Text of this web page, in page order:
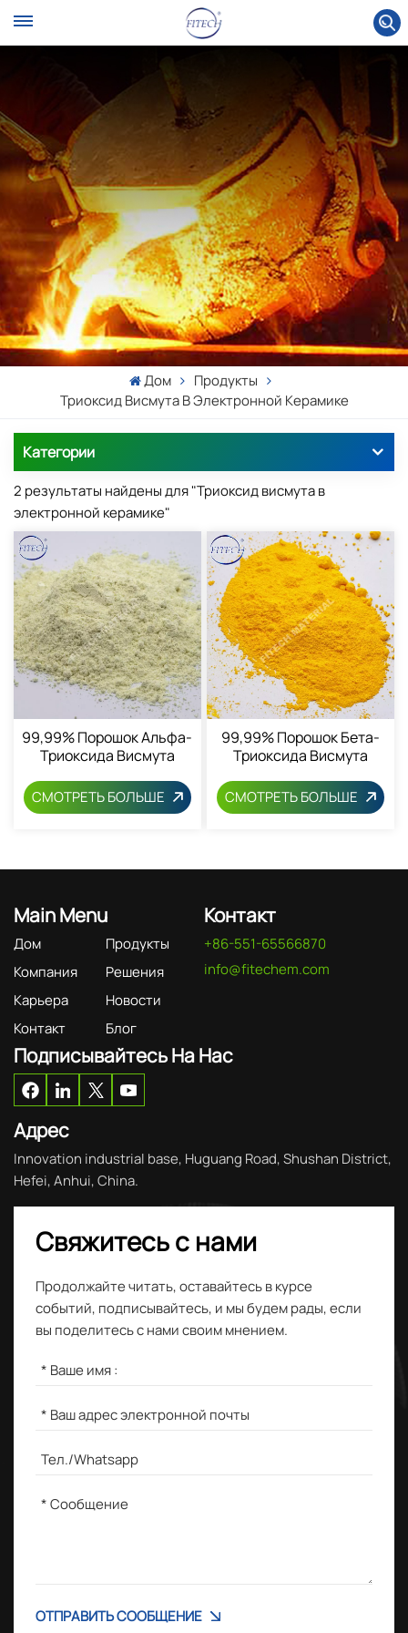
Дом
Продукты
Триоксид Висмута В Электронной Керамике
Категории
2 результаты найдены для "Триоксид висмута в
электронной керамике"
99,99% Порошок Альфа-
Триоксида Висмута
СМОТРЕТЬ БОЛЬШЕ
99,99% Порошок Бета-
Триоксида Висмута
СМОТРЕТЬ БОЛЬШЕ
Main Menu
Дом
Продукты
Компания
Решения
Карьера
Новости
Контакт
Блог
Контакт
+86-551-65566870
info@fitechem.com
Подписывайтесь На Нас
Адрес
Innovation industrial base, Huguang Road, Shushan District,
Hefei, Anhui, China.
Свяжитесь с нами
Продолжайте читать, оставайтесь в курсе
событий, подписывайтесь, и мы будем рады, если
вы поделитесь с нами своим мнением.
ОТПРАВИТЬ СООБЩЕНИЕ